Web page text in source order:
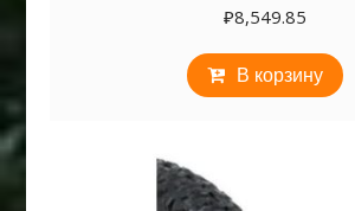
₽8,549.85
В корзину